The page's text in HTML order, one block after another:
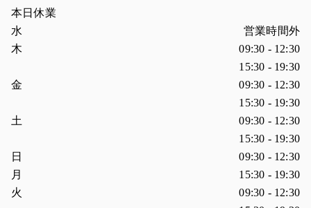
本日休業
曜日
水
営業時間外
木
09:30 - 12:30
15:30 - 19:30
金
09:30 - 12:30
15:30 - 19:30
土
09:30 - 12:30
15:30 - 19:30
日
09:30 - 12:30
月
15:30 - 19:30
火
09:30 - 12:30